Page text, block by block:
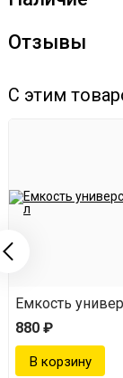
Отзывы
С этим
Емкость
880 ₽